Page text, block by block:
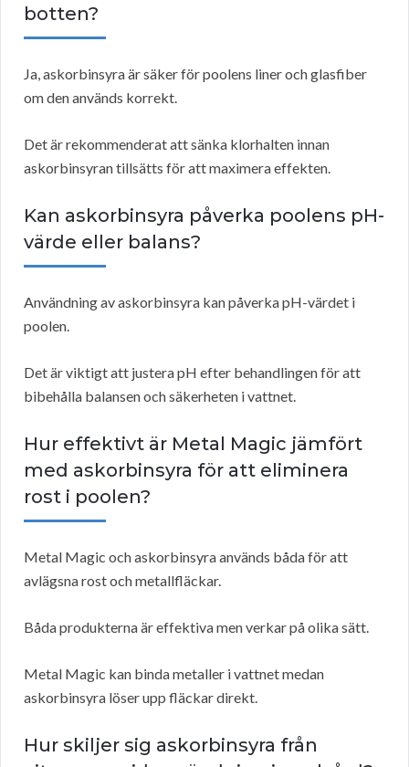
botten?
Ja, askorbinsyra är säker för poolens liner och glasfiber
om den används korrekt.
Det är rekommenderat att sänka klorhalten innan
askorbinsyran tillsätts för att maximera effekten.
Kan askorbinsyra påverka poolens pH-
värde eller balans?
Användning av askorbinsyra kan påverka pH-värdet i
poolen.
Det är viktigt att justera pH efter behandlingen för att
bibehålla balansen och säkerheten i vattnet.
Hur effektivt är Metal Magic jämfört
med askorbinsyra för att eliminera
rost i poolen?
Metal Magic och askorbinsyra används båda för att
avlägsna rost och metallfläckar.
Båda produkterna är effektiva men verkar på olika sätt.
Metal Magic kan binda metaller i vattnet medan
askorbinsyra löser upp fläckar direkt.
Hur skiljer sig askorbinsyra från